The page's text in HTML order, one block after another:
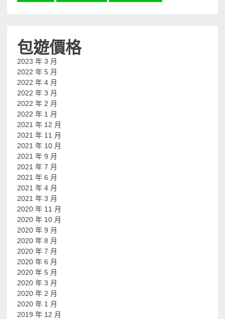
包遊價格
2023 年 3 月
2022 年 5 月
2022 年 4 月
2022 年 3 月
2022 年 2 月
2022 年 1 月
2021 年 12 月
2021 年 11 月
2021 年 10 月
2021 年 9 月
2021 年 7 月
2021 年 6 月
2021 年 4 月
2021 年 3 月
2020 年 11 月
2020 年 10 月
2020 年 9 月
2020 年 8 月
2020 年 7 月
2020 年 6 月
2020 年 5 月
2020 年 3 月
2020 年 2 月
2020 年 1 月
2019 年 12 月